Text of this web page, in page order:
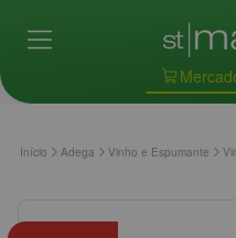
Início Adega Vinho e Espumante